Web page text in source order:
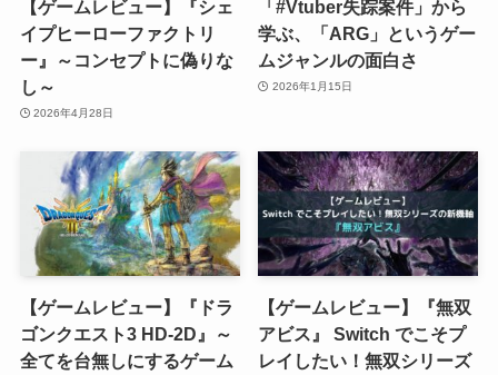
【ゲームレビュー】『シェ
イプヒーローファクトリ
ー』～コンセプトに偽りな
し～
2026年4月28日
「#Vtuber失踪案件」から
学ぶ、「ARG」というゲー
ムジャンルの面白さ
2026年1月15日
【ゲームレビュー】『ドラ
ゴンクエスト3 HD-2D』～
全てを台無しにするゲーム
【ゲームレビュー】『無双
アビス』 Switch でこそプ
レイしたい！無双シリーズ